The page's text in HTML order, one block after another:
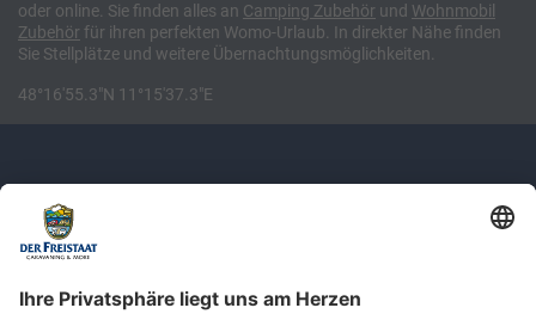
oder online. Sie finden alles an Camping Zubehör und Wohnmobil
Zubehör für ihren perfekten Womo-Urlaub. In direkter Nähe finden
Sie Stellplätze und weitere Übernachtungsmöglichkeiten.
48°16'55.3"N 11°15'37.3"E
Newsletter: Jetzt auf
shop.derfreistaat.de anmelden und
einen 5€ Gutschein für unseren Online-
Shop erhalten!*